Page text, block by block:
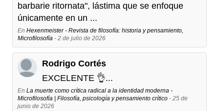
barbarie ritornata", lástima que se enfoque
únicamente en un ...
En Hexenmeister - Revista de filosofía: historia y pensamiento,
Microfilosofía - 2 de julio de 2026
Rodrigo Cortés
EXCELENTE 👌...
En La muerte como crítica radical a la identidad moderna -
Microfilosofía | Filosofía, psicología y pensamiento crítico - 25 de
junio de 2026